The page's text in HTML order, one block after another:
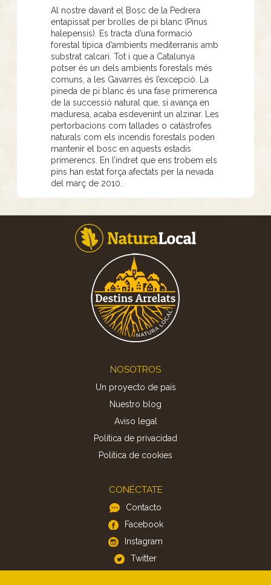
Al nostre davant el Bosc de la Pedrera
entapissat per brolles de pi blanc (Pinus
halepensis). Es tracta d’una formació
forestal típica d’ambients mediterranis amb
substrat calcari. Tot i que a Catalunya
potser és un dels ambients forestals més
comuns, a les Gavarres és l’excepció. La
pineda de pi blanc és una fase primerenca
de la successió natural que, si avança en
maduresa, acaba esdevenint un alzinar. Les
pertorbacions com tallades o catàstrofes
naturals com els incendis forestals poden
mantenir el bosc en aquests estadis
primerencs. En l’indret que ens trobem els
pins han estat força afectats per la nevada
del març de 2010.
NOSOTROS
Un proyecto de país
Nuestro blog
Aviso legal
Política de privacidad
Politica de cookies
CONÉCTATE
Contacto
Facebook
Instagram
Twitter